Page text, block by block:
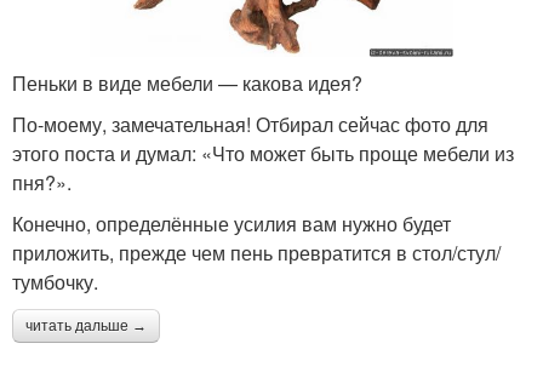
Пеньки в виде мебели — какова идея?
По-моему, замечательная! Отбирал сейчас фото для
этого поста и думал: «Что может быть проще мебели из
пня?».
Конечно, определённые усилия вам нужно будет
приложить, прежде чем пень превратится в стол/стул/
тумбочку.
читать дальше →